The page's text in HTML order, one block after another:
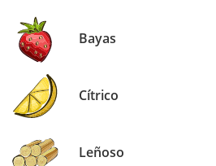
Bayas
Cítrico
Leñoso